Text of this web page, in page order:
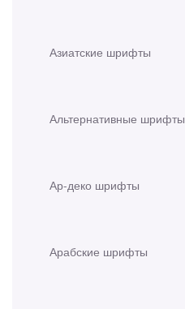
Азиатские шрифты
Альтернативные шрифты
Ар-деко шрифты
Арабские шрифты